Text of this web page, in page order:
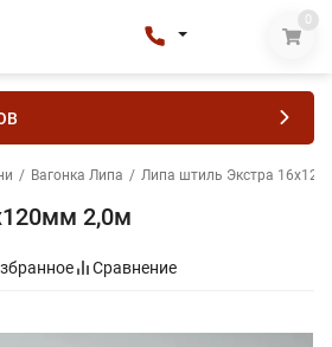
0
/ Вагонка Липа / Липа штиль Экстра
2,0м
Сравнение